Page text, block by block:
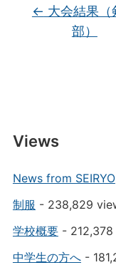
← 大会結果（
部）
Views
News from SEIRYO
制服 - 238,829
学校概要- 212,378
中学生の方へ-